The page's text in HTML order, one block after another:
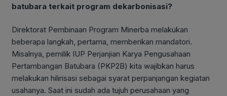
batubara terkait program dekarbonisasi?
Direktorat Pembinaan Program Minerba melakukan
beberapa langkah, pertama, memberikan mandatori.
Misalnya, pemilik IUP Perjanjian Karya Pengusahaan
Pertambangan Batubara (PKP2B) kita wajibkan harus
melakukan hilirisasi sebagai syarat perpanjangan kegiatan
usahanya. Saat ini sudah ada tujuh perusahaan yang